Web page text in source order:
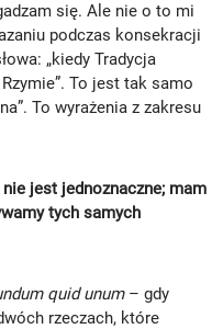
się. Ale nie o to mi
podczas konsekracji
„kiedy Tradycja
To jest tak samo
To wyrażenia z zakresu
jest jednoznaczne; mam
tych samych
quid unum– gdy
rzeczach, które